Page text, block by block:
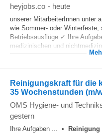
heyjobs.co - heute
unserer MitarbeiterInnen unter
wie Sommer- oder Winterfeste,
Betriebsausflüge ✓ Ihre
medizinischen und
Reinigungskraft für die
35 Wochenstunden (m/
OMS Hygiene- und
gestern
Ihre Aufgaben ... • Reinigung